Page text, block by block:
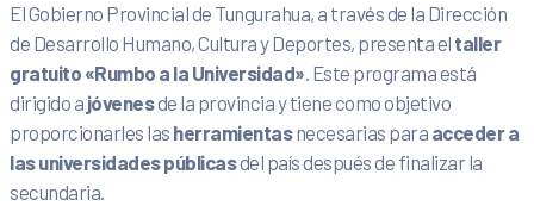
El Gobierno Provincial de Tungurahua, a través de la Dirección
de Desarrollo Humano, Cultura y Deportes, presenta el taller
gratuito «Rumbo a la Universidad». Este programa está
dirigido a jóvenesde la provincia y tiene como objetivo
proporcionarles las herramientasnecesarias para acceder a
las universidades públicasdel país después de finalizar la
secundaria.